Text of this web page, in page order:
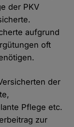
der PKV
aufgrund
oft
der
Pflege etc.
zur